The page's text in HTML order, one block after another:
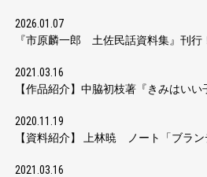
2026.01.07
『市原麟一郎 土佐民話資料集』刊行
2021.03.16
【作品紹介】中脇初枝著『きみはいい
2020.11.19
【資料紹介】 上林暁 ノート「ブラン
2021.03.16